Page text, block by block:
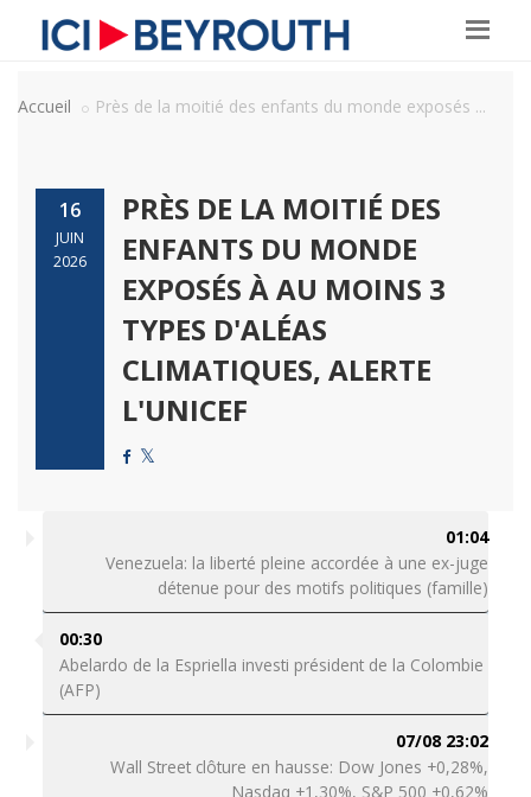
Accueil Près de la moitié des enfants du monde exposés ...
16
JUIN
2026
PRÈS DE LA MOITIÉ DES
ENFANTS DU MONDE
EXPOSÉS À AU MOINS 3
TYPES D'ALÉAS
CLIMATIQUES, ALERTE
L'UNICEF
01:04
Venezuela: la liberté pleine accordée à une ex-juge
détenue pour des motifs politiques (famille)
00:30
Abelardo de la Espriella investi président de la Colombie
(AFP)
07/08 23:02
Wall Street clôture en hausse: Dow Jones +0,28%,
Nasdaq +1,30%, S&P 500 +0,62%